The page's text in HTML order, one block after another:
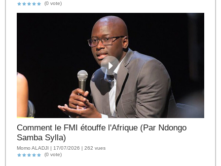
(0 vote)
Comment le FMI étouffe l'Afrique (Par Ndongo
Samba Sylla)
Momo ALADJI | 17/07/2026 | 262 vues
(0 vote)